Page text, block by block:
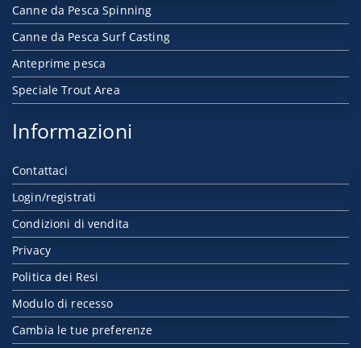
Canne da Pesca Spinning
Canne da Pesca Surf Casting
Anteprime pesca
Speciale Trout Area
Informazioni
Contattaci
Login/registrati
Condizioni di vendita
Privacy
Politica dei Resi
Modulo di recesso
Cambia le tue preferenze